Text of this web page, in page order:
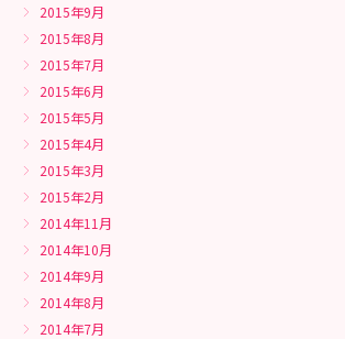
2015年9月
2015年8月
2015年7月
2015年6月
2015年5月
2015年4月
2015年3月
2015年2月
2014年11月
2014年10月
2014年9月
2014年8月
2014年7月